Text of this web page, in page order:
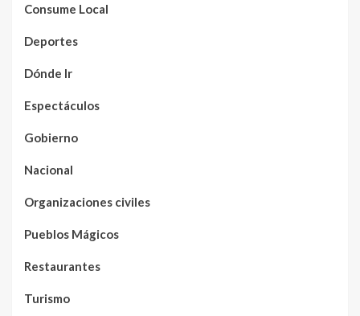
Consume Local
Deportes
Dónde Ir
Espectáculos
Gobierno
Nacional
Organizaciones civiles
Pueblos Mágicos
Restaurantes
Turismo